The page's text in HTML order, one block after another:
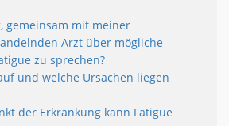
gemeinsam mit meiner
Arzt über mögliche
zu sprechen?
und welche Ursachen liegen
der Erkrankung kann Fatigue